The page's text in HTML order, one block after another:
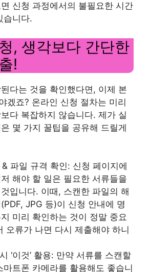
신청 과정에서의 불필요한 시간
습니다.
, 생각보다 간단한
!
다는 것을 확인했다면, 이제 본
겠죠? 온라인 신청 절차는 미리
다 복잡하지 않습니다. 제가 실
몇 가지 꿀팁을 공유해 드릴게
파일 규격 확인: 신청 페이지에
해야 할 일은 필요한 서류들을
입니다. 이때, 스캔한 파일의 해
JPG 등)이 신청 안내에 명
미리 확인하는 것이 정말 중요
오류가 나면 다시 제출해야 하니
‘이것’ 활용: 만약 서류를 스캔할
마트폰 카메라를 활용해도 좋습니